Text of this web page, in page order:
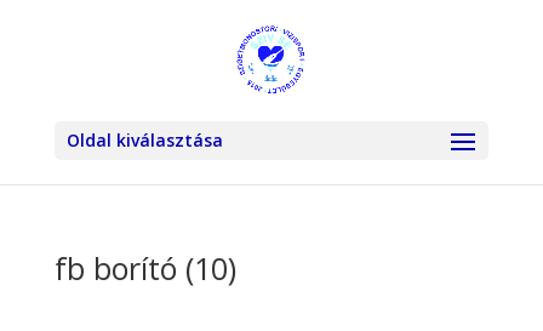
Oldal kiválasztása
fb borító (10)